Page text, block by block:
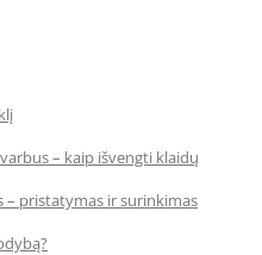
– kaip išvengti klaidų
– pristatymas ir surinkimas